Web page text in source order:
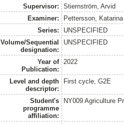
Supervisor:
Stiernström, Arvid
Examiner:
Pettersson, Katarina
Series:
UNSPECIFIED
Volume/Sequential
designation:
UNSPECIFIED
Year of
Publication:
2022
Level and depth
descriptor:
First cycle, G2E
Student's
programme
affiliation:
NY009 Agriculture